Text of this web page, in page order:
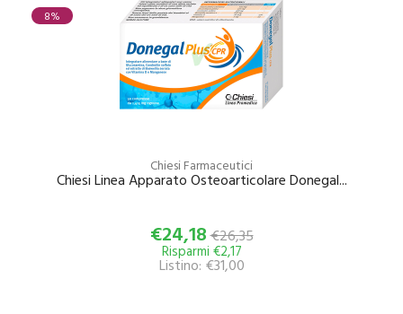
8%
Chiesi Farmaceutici
Chiesi Linea Apparato Osteoarticolare Donegal...
€24,18€26,35
Risparmi €2,17
Listino: €31,00